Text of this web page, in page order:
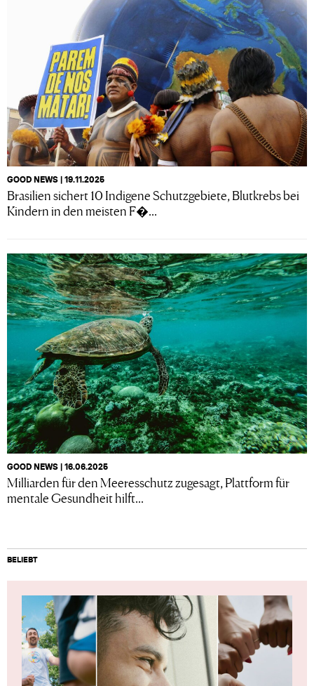
GOOD NEWS | 19.11.2025
Brasilien sichert 10 Indigene Schutzgebiete, Blutkrebs bei
Kindern in den meisten F�...
GOOD NEWS | 16.06.2025
Milliarden für den Meeresschutz zugesagt, Plattform für
mentale Gesundheit hilft...
BELIEBT